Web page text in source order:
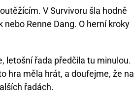
V Survivoru šla hodně
Renne Dang. O herní kroky
letošní řada předčila tu minulou.
hra měla hrát, a doufejme, že na
řadách.